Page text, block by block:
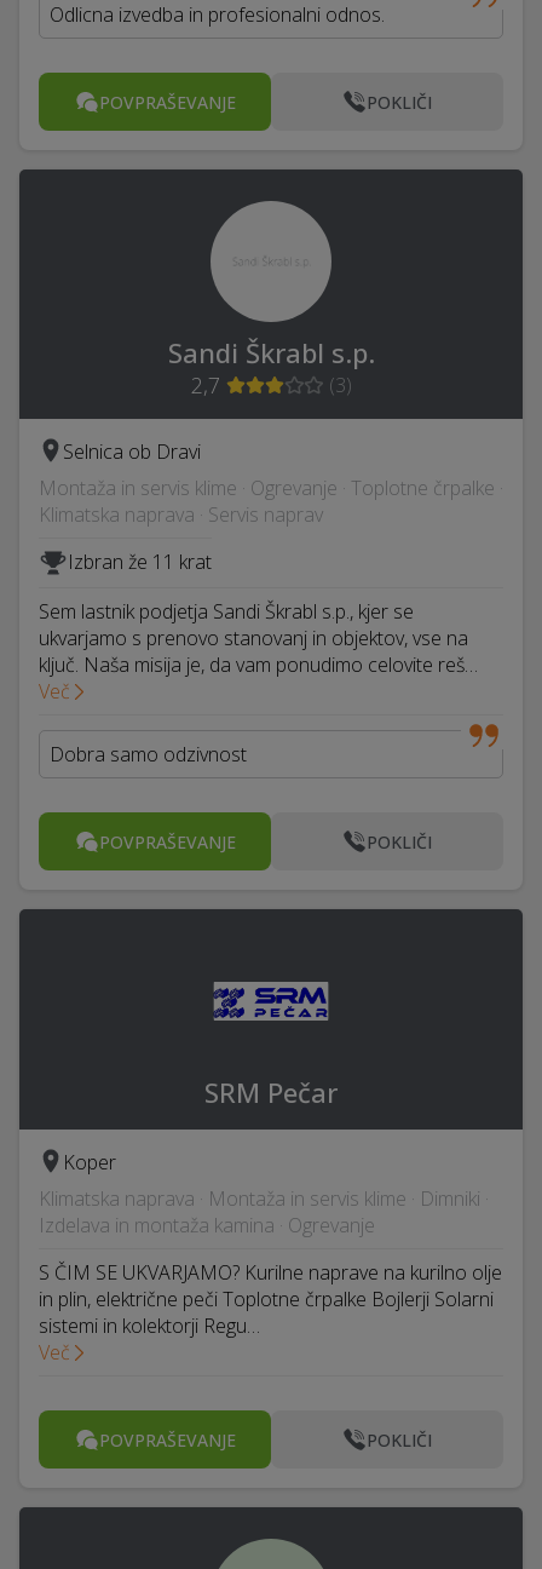
Odlicna izvedba in profesionalni odnos.
POVPRAŠEVANJE POKLIČI
Sandi Škrabl s.p.
2,7 (3)
Selnica ob Dravi
Montaža in servis klime · Ogrevanje · Toplotne črpalke ·
Klimatska naprava · Servis naprav
Izbran že 11 krat
Sem lastnik podjetja Sandi Škrabl s.p., kjer se
ukvarjamo s prenovo stanovanj in objektov, vse na
ključ. Naša misija je, da vam ponudimo celovite reš…
Več
Dobra samo odzivnost
POVPRAŠEVANJE POKLIČI
SRM Pečar
Koper
Klimatska naprava · Montaža in servis klime · Dimniki ·
Izdelava in montaža kamina · Ogrevanje
S ČIM SE UKVARJAMO? Kurilne naprave na kurilno olje
in plin, električne peči Toplotne črpalke Bojlerji Solarni
sistemi in kolektorji Regu…
Več
POVPRAŠEVANJE POKLIČI